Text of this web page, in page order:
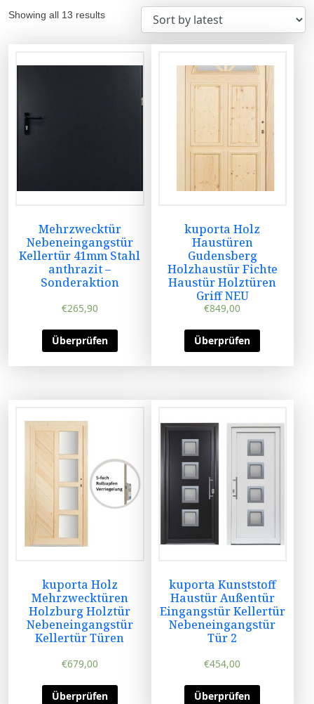
Showing all 13 results
Mehrzwecktür
Nebeneingangstür
Kellertür 41mm Stahl
anthrazit –
Sonderaktion
€265,90
Überprüfen
kuporta Holz
Haustüren
Gudensberg
Holzhaustür Fichte
Haustür Holztüren
Griff NEU
€849,00
Überprüfen
kuporta Holz
Mehrzwecktüren
Holzburg Holztür
Nebeneingangstür
Kellertür Türen
€679,00
Überprüfen
kuporta Kunststoff
Haustür Außentür
Eingangstür Kellertür
Nebeneingangstür
Tür 2
€454,00
Überprüfen